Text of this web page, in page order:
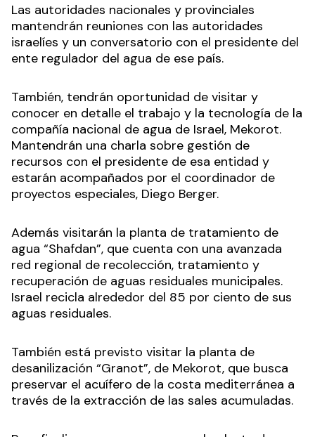
Las autoridades nacionales y provinciales
mantendrán reuniones con las autoridades
israelíes y un conversatorio con el presidente del
ente regulador del agua de ese país.
También, tendrán oportunidad de visitar y
conocer en detalle el trabajo y la tecnología de la
compañía nacional de agua de Israel, Mekorot.
Mantendrán una charla sobre gestión de
recursos con el presidente de esa entidad y
estarán acompañados por el coordinador de
proyectos especiales, Diego Berger.
Además visitarán la planta de tratamiento de
agua “Shafdan”, que cuenta con una avanzada
red regional de recolección, tratamiento y
recuperación de aguas residuales municipales.
Israel recicla alrededor del 85 por ciento de sus
aguas residuales.
También está previsto visitar la planta de
desanilización “Granot”, de Mekorot, que busca
preservar el acuífero de la costa mediterránea a
través de la extracción de las sales acumuladas.